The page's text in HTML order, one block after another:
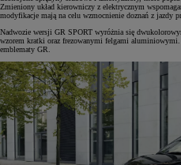
Zmieniony układ kierowniczy z elektrycznym
modyfikacje mają na celu wzmocnienie doznań z jazdy
Nadwozie wersji GR SPORT wyróżnia się
wzorem kratki oraz frezowanymi felgami
emblematy GR.